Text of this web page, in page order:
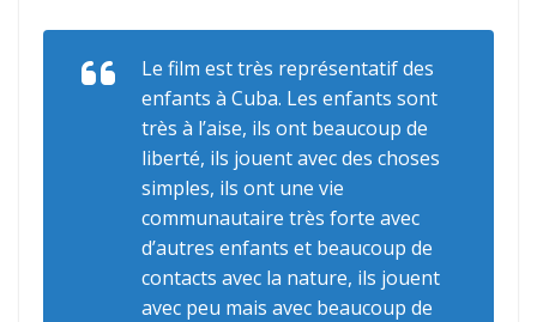
Le film est très représentatif des
enfants à Cuba. Les enfants sont
très à l’aise, ils ont beaucoup de
liberté, ils jouent avec des choses
simples, ils ont une vie
communautaire très forte avec
d’autres enfants et beaucoup de
contacts avec la nature, ils jouent
avec peu mais avec beaucoup de